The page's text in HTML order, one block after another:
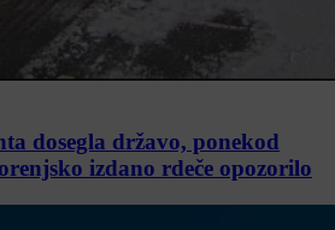
dosegla državo, ponekod
izdano rdeče opozorilo